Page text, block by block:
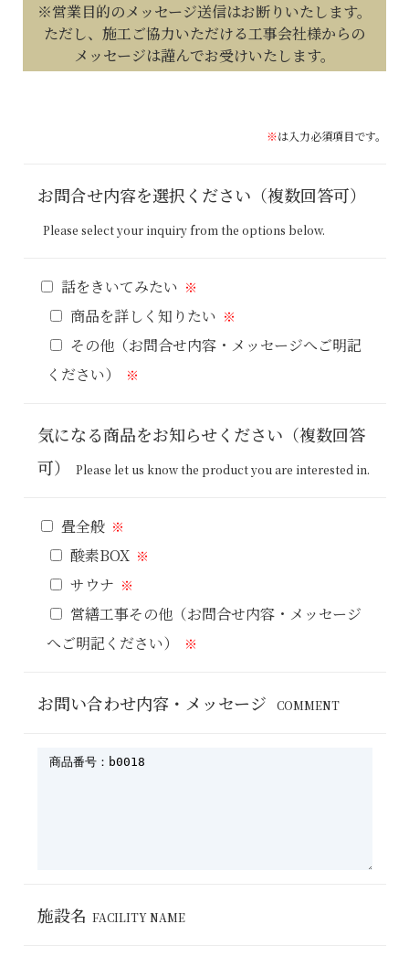
※営業目的のメッセージ送信はお断りいたします。
ただし、施工ご協力いただける工事会社様からの
メッセージは謹んでお受けいたします。
※は入力必須項目です。
お問合せ内容を選択ください（複数回答可）
Please select your inquiry from the options below.
話をきいてみたい
商品を詳しく知りたい
その他（お問合せ内容・メッセージへご明記
ください）
気になる商品をお知らせください（複数回答
可）
Please let us know the product you are interested in.
畳全般
酸素BOX
サウナ
営繕工事その他（お問合せ内容・メッセージ
へご明記ください）
お問い合わせ内容・メッセージ COMMENT
施設名 FACILITY NAME